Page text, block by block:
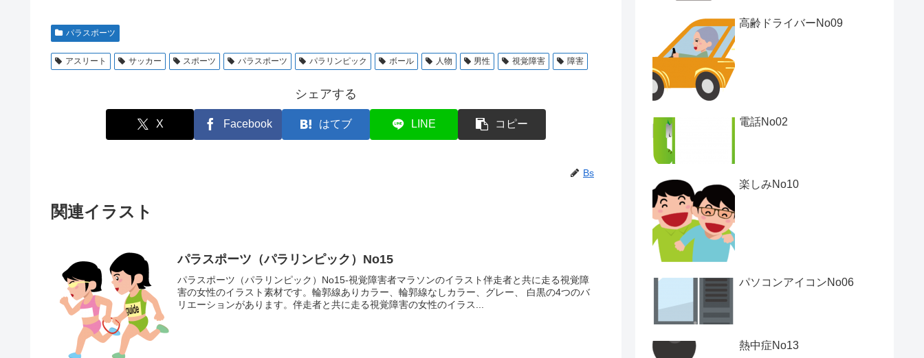
パラスポーツ
アスリート サッカー スポーツ パラスポーツ パラリンピック ボール 人物 男性 視覚障害 障害
シェアする
X Facebook はてブ LINE コピー
Bs
関連イラスト
パラスポーツ（パラリンピック）No15
パラスポーツ（パラリンピック）No15-視覚障害者マラソンのイラスト伴走者と共に走る視覚障
害の女性のイラスト素材です。輪郭線ありカラー、輪郭線なしカラー、グレー、 白黒の4つのバ
リエーションがあります。伴走者と共に走る視覚障害の女性のイラス...
高齢ドライバーNo09
電話No02
楽しみNo10
パソコンアイコンNo06
熱中症No13